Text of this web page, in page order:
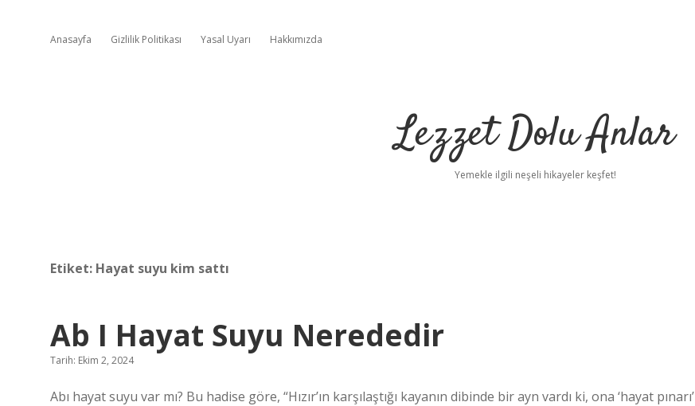
Anasayfa Gizlilik Politikası Yasal Uyarı Hakkımızda
Lezzet Dolu Anlar
Yemekle ilgili neşeli hikayeler keşfet!
Etiket: Hayat suyu kim sattı
Ab I Hayat Suyu Nerededir
Tarih: Ekim 2, 2024
Abı hayat suyu var mı? Bu hadise göre, “Hızır’ın karşılaştığı kayanın dibinde bir ayn vardı ki, ona ‘hayat pınarı’